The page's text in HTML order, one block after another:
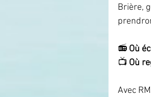
Brière,
📻 Où
📺 Où
Avec